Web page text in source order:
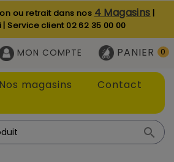
ou retrait dans nos 4 Magasins |
| Service client02 62 35 00 00
PANIER 0
MON COMPTE
Nos magasins Contact
